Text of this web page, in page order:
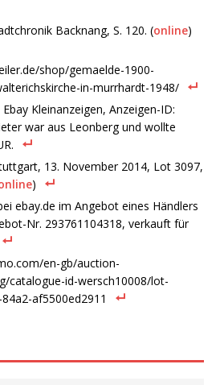
Backnang, S. 120. (online)
shop/gemaelde-1900-
in-murrhardt-1948/
Kleinanzeigen, Anzeigen-ID:
war aus Leonberg und wollte
13. November 2014, Lot 3097,
)
ebay.de im Angebot eines Händlers
Nr. 293761104318, verkauft für
en-gb/auction-
catalogue-id-wersch10008/lot-
af5500ed2911